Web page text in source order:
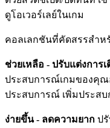
ดูโอเวอร์เลย์ในเกม
คอลเลกชันที่คัดสรรสำห
ช่วยเหลือ - ปรับแต่งกา
ประสบการณ์เกมของคุ
ประสบการณ์ เพิ่มประสบ
ง่ายขึ้น - ลดความยาก ป